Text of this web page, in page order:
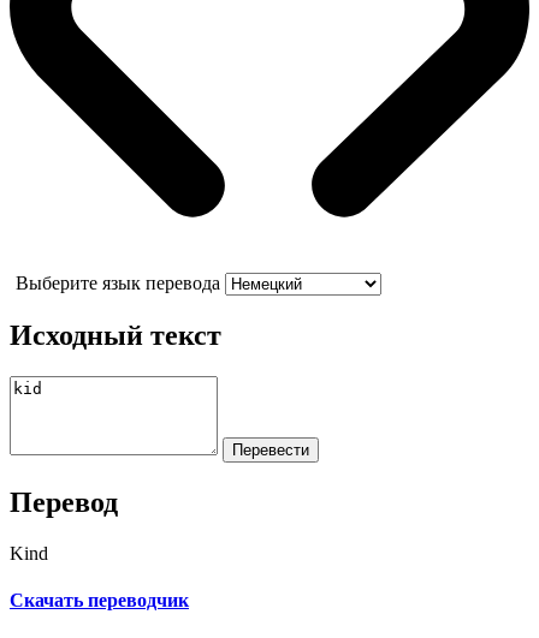
Выберите язык перевода
Исходный текст
Перевод
Kind
Скачать переводчик